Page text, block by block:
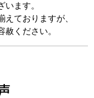
ます。
えておりますが、
ください。